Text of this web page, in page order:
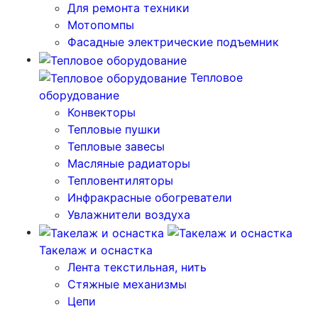
Для ремонта техники
Мотопомпы
Фасадные электрические подъемник
Тепловое
оборудование
Конвекторы
Тепловые пушки
Тепловые завесы
Масляные радиаторы
Тепловентиляторы
Инфракрасные обогреватели
Увлажнители воздуха
Такелаж и оснастка
Лента текстильная, нить
Стяжные механизмы
Цепи